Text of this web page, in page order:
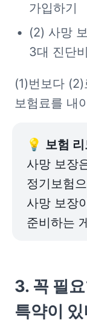
가입하기
(2) 사망
3대 진단
(1)번보다
보험료를 내
💡
사망 보장
정기보험
사망 보장
준비하는
3. 꼭 필
특약이